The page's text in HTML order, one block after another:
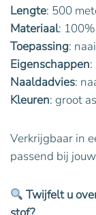
Lengte: 500
Materiaal:
Toepassing:
Eigenschappen
Naaldadvies:
Kleuren: groot
Verkrijgbaar in
passend bij
Twijfelt u